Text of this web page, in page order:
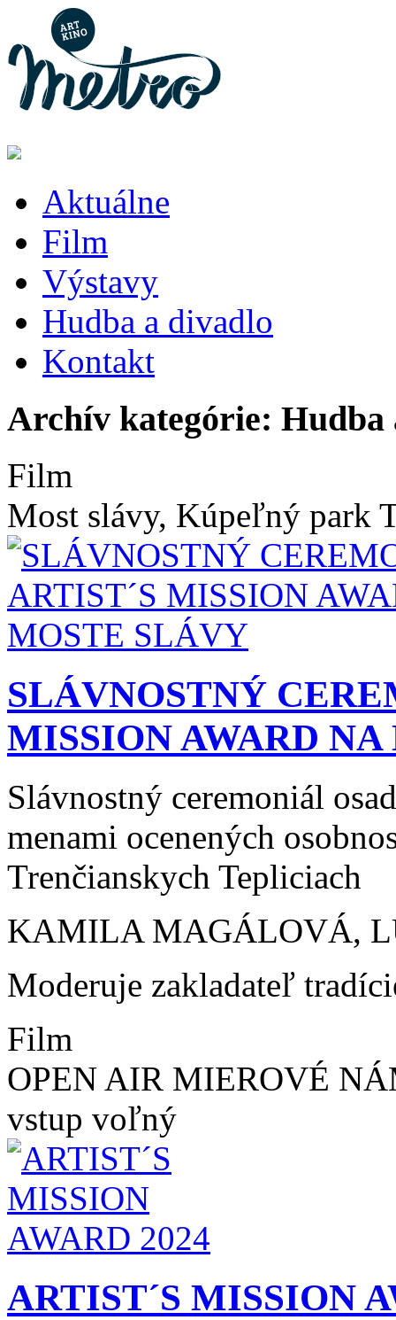
Aktuálne
Film
Výstavy
Hudba a divadlo
Kontakt
Archív kategórie: Hudba
Film
Most slávy, Kúpeľný park
SLÁVNOSTNÝ
MISSION AWARD
Slávnostný ceremoniál
menami ocenených
Trenčianskych Tepliciach
KAMILA MAGÁLOVÁ,
Moderuje zakladateľ
Film
OPEN AIR MIEROVÉ
vstup voľný
ARTIST´S MISSION